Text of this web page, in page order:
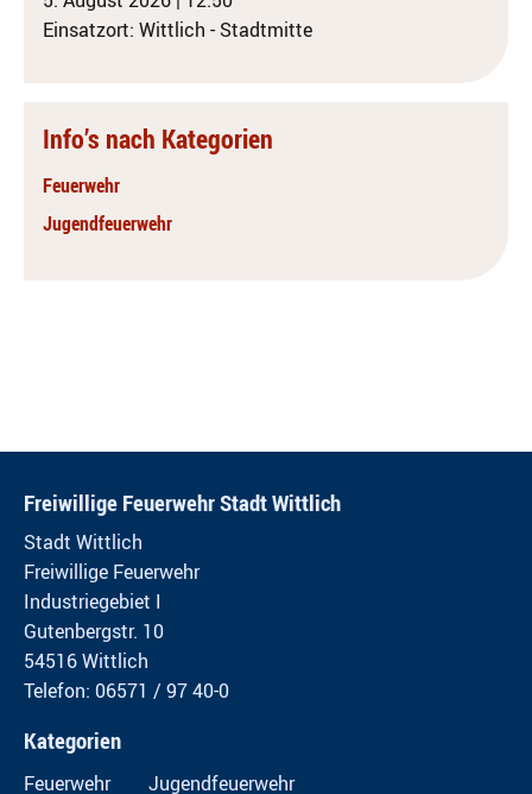
Einsatzort: Wittlich - Stadtmitte
Info’s nach Kategorien
Feuerwehr
Jugendfeuerwehr
Freiwillige Feuerwehr Stadt Wittlich
Stadt Wittlich
Freiwillige Feuerwehr
Industriegebiet I
Gutenbergstr. 10
54516 Wittlich
Telefon: 06571 / 97 40-0
Kategorien
Feuerwehr Jugendfeuerwehr